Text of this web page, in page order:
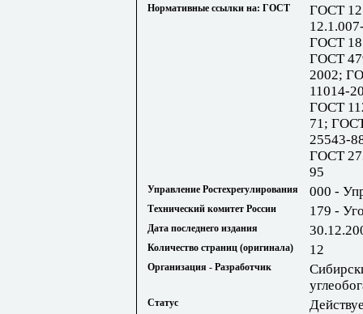
Нормативные ссылки на: ГОСТ
ГОСТ
ГОСТ
ГОСТ
2002;
11014-
ГОСТ
71;
25543-
ГОСТ
95
Управление Ростехрегулирования 000 -
Технический комитет России 179 -
Дата последнего издания
Количество страниц (оригинала) 12
Организация - Разработчик
Статус